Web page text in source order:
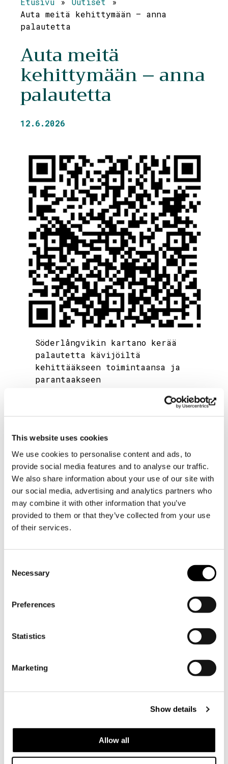
This website uses cookies
We use cookies to personalise content and ads, to
provide social media features and to analyse our traffic.
We also share information about your use of our site with
our social media, advertising and analytics partners who
may combine it with other information that you’ve
provided to them or that they’ve collected from your use
of their services.
Selection
Necessary
Preferences
Statistics
Marketing
Show details
Allow all
Auta meitä kehittymään – anna
palautetta
Jaa
Auta meitä
kehittymään – anna
palautetta
12.6.2026
Söderlångvikin kartano kerää
palautetta kävijöiltä
kehittääkseen toimintaansa ja
parantaakseen
koodi tai klikkaa linkkiä ja
kerro mielipiteesi. Palautteesi
https://forms.office.com/Pages/
id=kOtrwAP-J0OAqQ1-
sales@soderlangvik.fi
Tervetuloa
Näin saavut meille